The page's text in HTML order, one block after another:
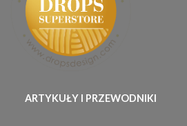
ARTYKUŁY I PRZEWODNIKI